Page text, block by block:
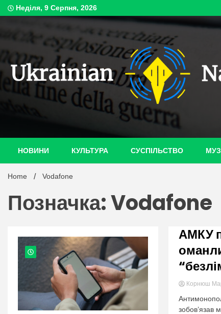
Skip
to
Неділя, 9 Серпня, 2026
НОВИНИ КУЛЬТУРА СУСПІЛЬСТВО
Home Vodafone
Позначка: Vodafone
АМКУ
Корнюш
зобов’язав